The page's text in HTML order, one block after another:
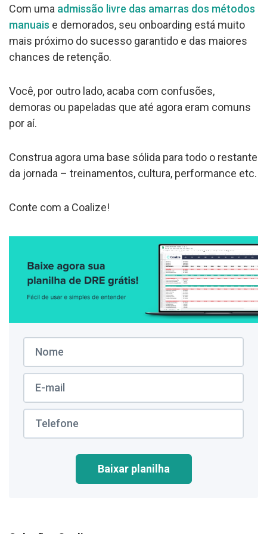
Com uma admissão livre das amarras dos métodos
manuais e demorados, seu onboarding está muito
mais próximo do sucesso garantido e das maiores
chances de retenção.
Você, por outro lado, acaba com confusões,
demoras ou papeladas que até agora eram comuns
por aí.
Construa agora uma base sólida para todo o restante
da jornada – treinamentos, cultura, performance etc.
Conte com a Coalize!
Baixar planilha